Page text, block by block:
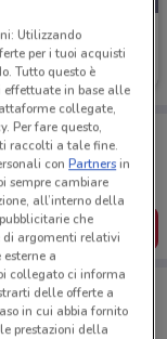
vicino a te,
comodamente
Utilizzando
per i tuoi acquisti
Tutto questo è
effettuate in base alle
collegate,
Per fare questo,
raccolti a tale fine.
conPartnersin
sempre cambiare
all’interno della
che
di argomenti relativi
a
collegato ci informa
delle offerte a
in cui abbia fornito
prestazioni della